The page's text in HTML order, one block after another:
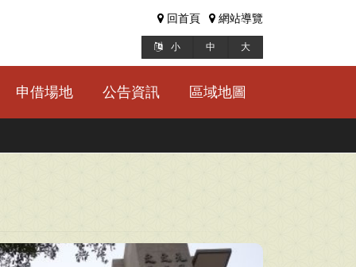
回首頁 網站導覽
小 中 大
申借場地 公告資訊 區域地圖